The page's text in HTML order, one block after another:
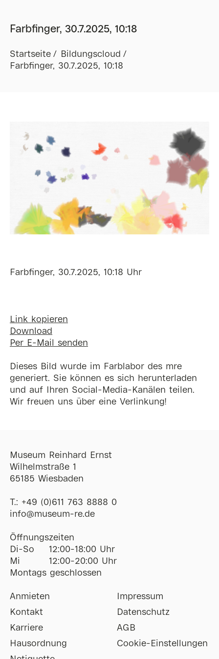
Farbfinger, 30.7.2025, 10:18
Startseite
Bildungscloud
Farbfinger, 30.7.2025, 10:18
Farbfinger, 30.7.2025, 10:18 Uhr
Link kopieren
Download
Per E-Mail senden
Dieses Bild wurde im Farblabor des mre
generiert. Sie können es sich herunterladen
und auf Ihren Social-Media-Kanälen teilen.
Wir freuen uns über eine Verlinkung!
Museum Reinhard Ernst
Wilhelmstraße 1
65185 Wiesbaden
T.: +49 (0)611 763 8888 0
ofni@museum-re de
Öffnungszeiten
Di-So
12:00-18:00 Uhr
Mi
12:00-20:00 Uhr
Montags geschlossen
Anmieten
Kontakt
Karriere
Hausordnung
Impressum
Datenschutz
AGB
Cookie-Einstellungen